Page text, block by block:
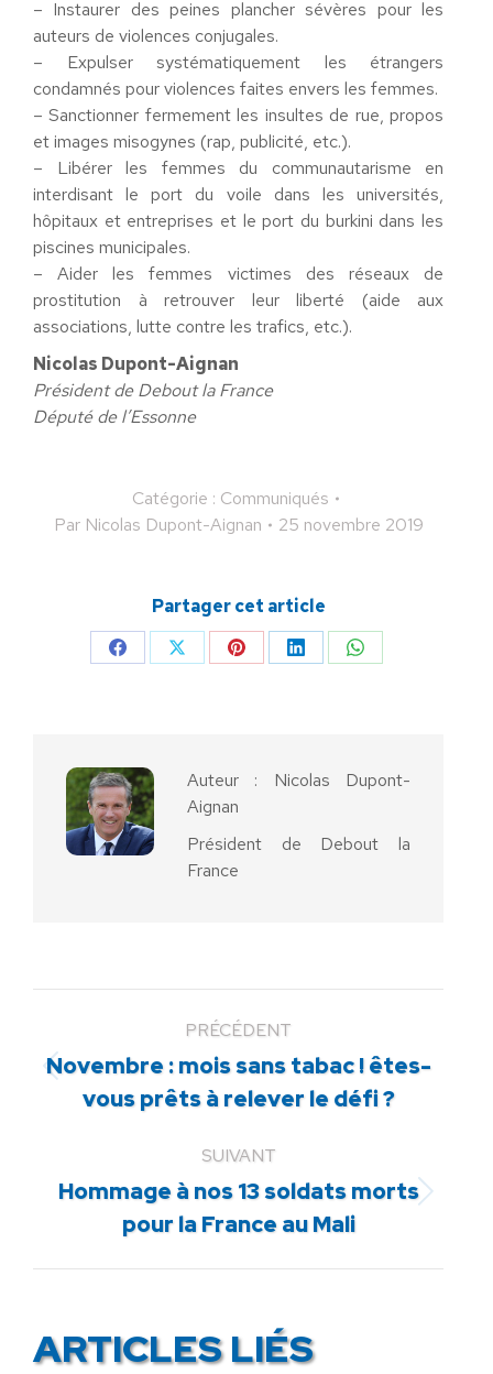
– Instaurer des peines plancher sévères pour les
auteurs de violences conjugales.
– Expulser systématiquement les étrangers
condamnés pour violences faites envers les femmes.
– Sanctionner fermement les insultes de rue, propos
et images misogynes (rap, publicité, etc.).
– Libérer les femmes du communautarisme en
interdisant le port du voile dans les universités,
hôpitaux et entreprises et le port du burkini dans les
piscines municipales.
– Aider les femmes victimes des réseaux de
prostitution à retrouver leur liberté (aide aux
associations, lutte contre les trafics, etc.).
Nicolas Dupont-Aignan
Président de Debout la France
Député de l’Essonne
Catégorie : Communiqués
Par Nicolas Dupont-Aignan 25 novembre 2019
Partager cet article
PartagerPartagerPartagerPartagerPartager
Auteur : Nicolas Dupont-
Aignan
Président de Debout la
France
PRÉCÉDENT
Article
précédent
Novembre : mois sans tabac ! êtes-
vous prêts à relever le défi ?
SUIVANT
Article
suivant
Hommage à nos 13 soldats morts
pour la France au Mali
ARTICLES LIÉS